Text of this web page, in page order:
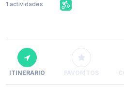
1 actividades
ITINERARIO FAVORITOS